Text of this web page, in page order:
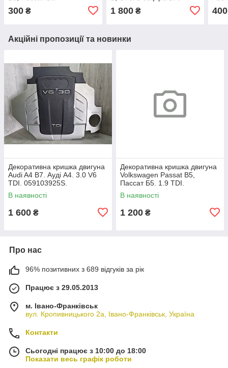
300 ₴ 1 800₴ 400
Акційні пропозиції та новинки
Декоративна кришка двигуна
Audi A4 B7. Ауді А4. 3.0 V6
TDI. 059103925S.
В наявності
1 600 ₴
Декоративна кришка двигуна
Volkswagen Passat B5,
Пассат Б5. 1.9 TDI.
038103925AP.
В наявності
1 200 ₴
Про нас
96% позитивних з 689 відгуків за рік
Працює з 29.05.2013
м. Івано-Франківськ
вул. Кропивницького 2а, Івано-Франківськ, Україна
Контакти
Сьогодні працює з 10:00 до 18:00
Показати весь графік роботи